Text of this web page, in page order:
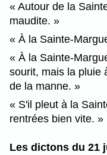
Autour de la
maudite.
À la Sainte-
À la Sainte-
sourit, mais la pluie
de la manne.
S'il pleut à la
rentrées bien vite.
Les dictons du 21